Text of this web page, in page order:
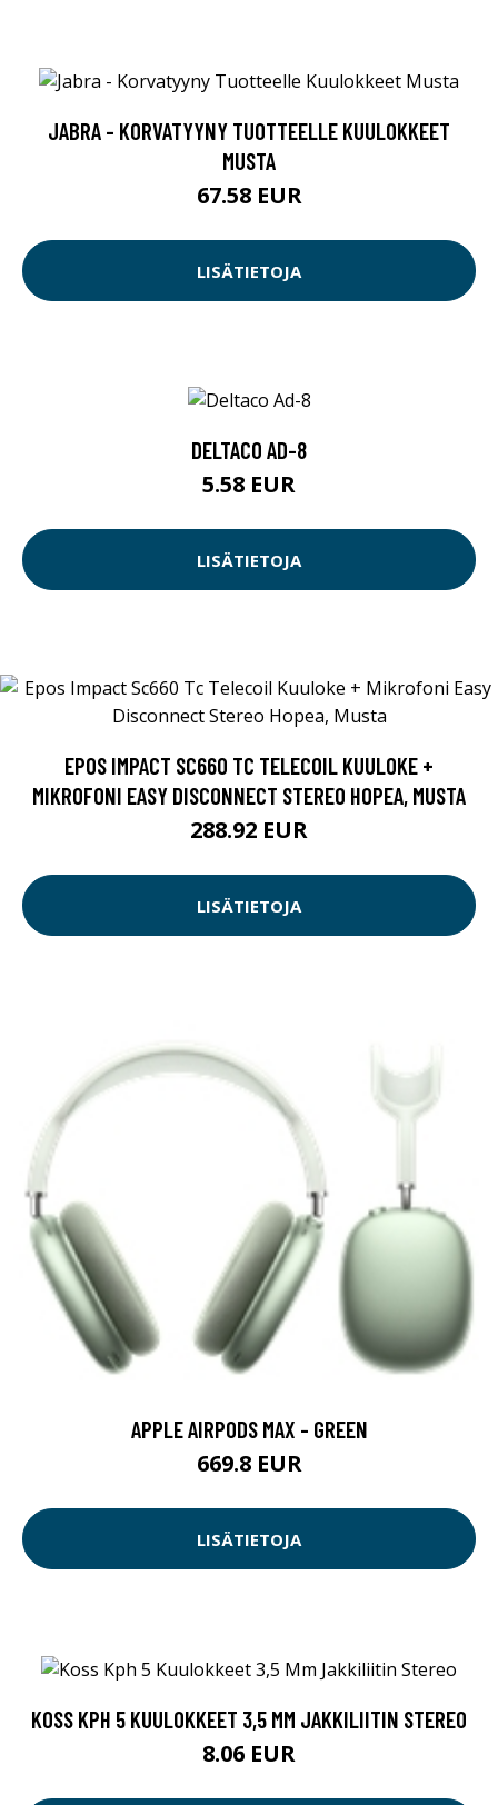
JABRA - KORVATYYNY TUOTTEELLE KUULOKKEET
MUSTA
67.58 EUR
LISÄTIETOJA
DELTACO AD-8
5.58 EUR
LISÄTIETOJA
EPOS IMPACT SC660 TC TELECOIL KUULOKE +
MIKROFONI EASY DISCONNECT STEREO HOPEA, MUSTA
288.92 EUR
LISÄTIETOJA
APPLE AIRPODS MAX - GREEN
669.8 EUR
LISÄTIETOJA
KOSS KPH 5 KUULOKKEET 3,5 MM JAKKILIITIN STEREO
8.06 EUR